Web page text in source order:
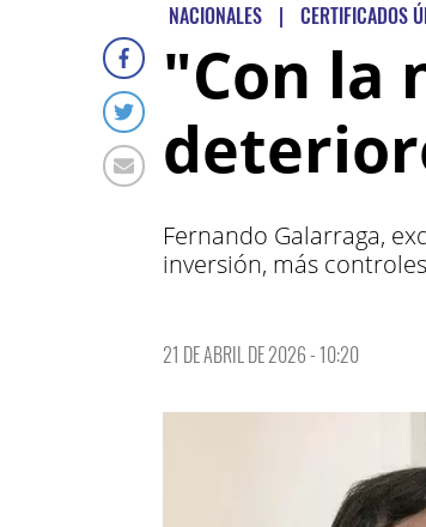
NACIONALES | CERTIFICADOS
"Con la
Fernando Galarraga,
inversión, más
21 DE ABRIL DE 2026 - 10:20